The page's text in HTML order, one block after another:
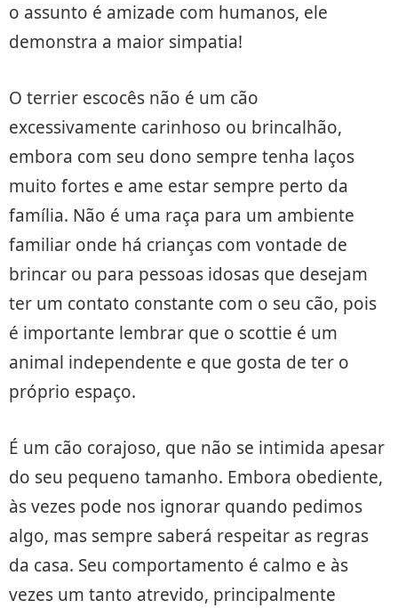
o assunto é amizade com humanos, ele
demonstra a maior simpatia!
O terrier escocês não é um cão
excessivamente carinhoso ou brincalhão,
embora com seu dono sempre tenha laços
muito fortes e ame estar sempre perto da
família. Não é uma raça para um ambiente
familiar onde há crianças com vontade de
brincar ou para pessoas idosas que desejam
ter um contato constante com o seu cão, pois
é importante lembrar que o scottie é um
animal independente e que gosta de ter o
próprio espaço.
É um cão corajoso, que não se intimida apesar
do seu pequeno tamanho. Embora obediente,
às vezes pode nos ignorar quando pedimos
algo, mas sempre saberá respeitar as regras
da casa. Seu comportamento é calmo e às
vezes um tanto atrevido, principalmente